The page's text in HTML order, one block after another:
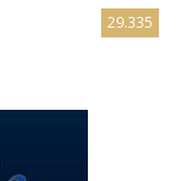
29.335